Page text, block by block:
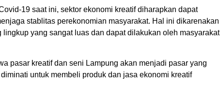
19 saat ini, sektor ekonomi kreatif diharapkan dapat
stablitas perekonomian masyarakat. Hal ini dikarenakan
yang sangat luas dan dapat dilakukan oleh masyarakat
pasar kreatif dan seni Lampung akan menjadi pasar yang
untuk membeli produk dan jasa ekonomi kreatif